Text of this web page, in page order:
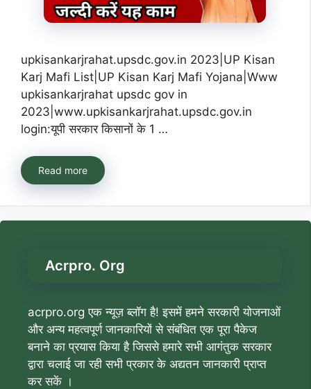
upkisankarjrahat.upsdc.gov.in 2023|UP Kisan
Karj Mafi List|UP Kisan Karj Mafi Yojana|Www
upkisankarjrahat upsdc gov in
2023|www.upkisankarjrahat.upsdc.gov.in
login:यूपी सरकार किसानों के 1 …
Read more
Acrpro. Org
acrpro.org एक न्यूज़ ब्लॉग है! इसमें हमने सरकारी योजनाओं
और अन्य महत्वपूर्ण जानकारियों से संबंधित एक पूरा पैकेज
बनाने का प्रयास किया है जिससे हमारे सभी आगंतुक सरकार
द्वारा चलाई जा रही सभी प्रकार के अद्यतन जानकारी प्राप्त
कर सकें ।